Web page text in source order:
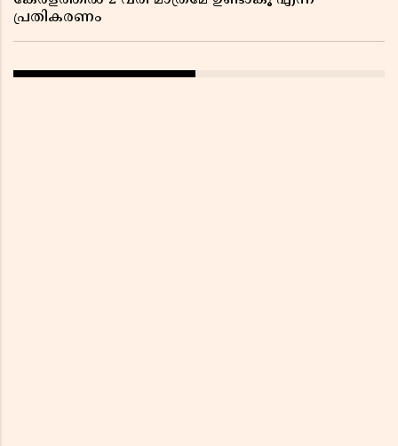
പ്രതികരണം